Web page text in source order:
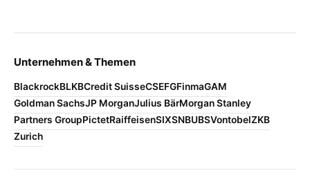
Unternehmen & Themen
BlackrockBLKBCredit SuisseCSEFGFinmaGAM
Goldman SachsJP MorganJulius BärMorgan Stanley
Partners GroupPictetRaiffeisenSIXSNBUBSVontobelZKB
Zurich